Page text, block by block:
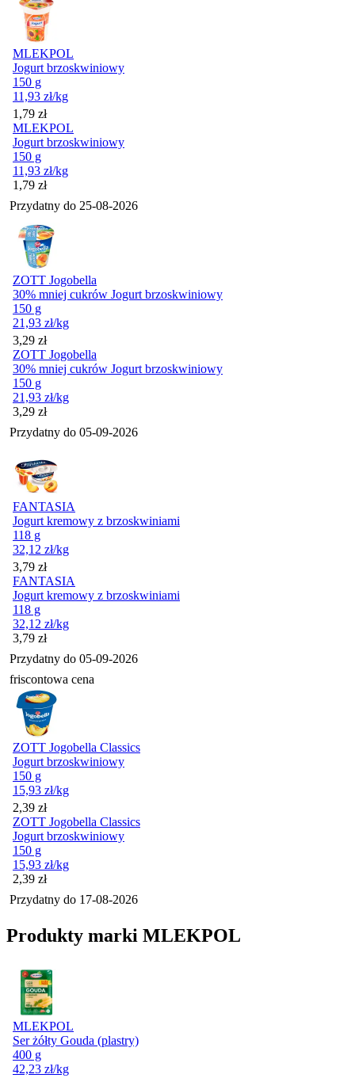
MLEKPOL
Jogurt brzoskwiniowy
150 g
11,93 zł/kg
Cena
1,79 zł
MLEKPOL
Jogurt brzoskwiniowy
150 g
11,93 zł/kg
Cena
1,79 zł
Przydatny do 25-08-2026
ZOTT Jogobella
30% mniej cukrów Jogurt brzoskwiniowy
150 g
21,93 zł/kg
Cena
3,29 zł
ZOTT Jogobella
30% mniej cukrów Jogurt brzoskwiniowy
150 g
21,93 zł/kg
Cena
3,29 zł
Przydatny do 05-09-2026
FANTASIA
Jogurt kremowy z brzoskwiniami
118 g
32,12 zł/kg
Cena
3,79 zł
FANTASIA
Jogurt kremowy z brzoskwiniami
118 g
32,12 zł/kg
Cena
3,79 zł
Przydatny do 05-09-2026
friscontowa cena
ZOTT Jogobella Classics
Jogurt brzoskwiniowy
150 g
15,93 zł/kg
Cena
2,39 zł
ZOTT Jogobella Classics
Jogurt brzoskwiniowy
150 g
15,93 zł/kg
Cena
2,39 zł
Przydatny do 17-08-2026
Produkty marki MLEKPOL
MLEKPOL
Ser żółty Gouda (plastry)
400 g
42,23 zł/kg